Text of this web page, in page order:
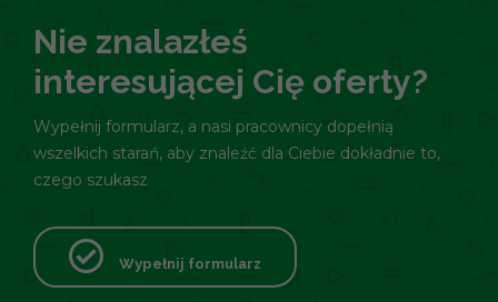
Nie znalazłeś
interesującej Cię oferty?
Wypełnij formularz, a nasi pracownicy dopełnią
wszelkich starań, aby znaleźć dla Ciebie dokładnie to,
czego szukasz
Wypełnij formularz